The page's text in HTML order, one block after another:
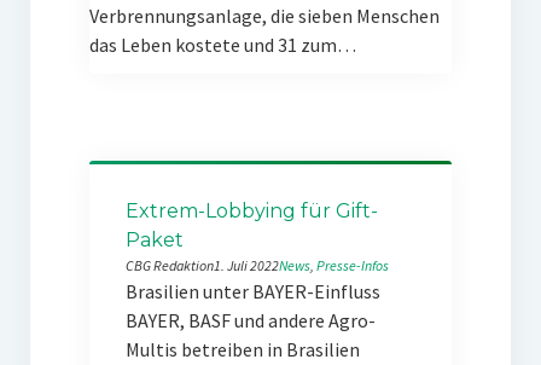
Verbrennungsanlage, die sieben Menschen
das Leben kostete und 31 zum…
Extrem-Lobbying für Gift-
Paket
CBG Redaktion1. Juli 2022News, Presse-Infos
Brasilien unter BAYER-Einfluss
BAYER, BASF und andere Agro-
Multis betreiben in Brasilien